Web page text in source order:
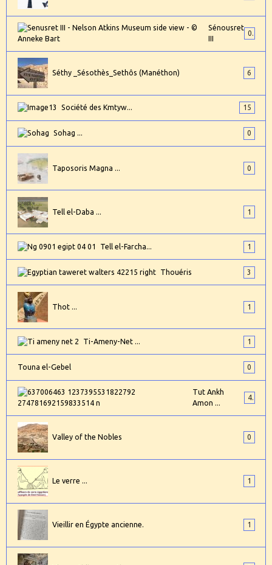
Sénousret
0
Séthy _Sésothès_Sethôs (Manéthon) 6
Société des Kmtyw... 15
Sohag ... 0
Taposoris Magna ... 0
Tell el-Daba ... 1
Tell el-Farcha... 1
Thouéris 3
Thot ... 1
Ti-Ameny-Net ... 1
Touna el-Gebel 0
Tut Ankh
Amon ...
4
Valley of the Nobles 0
Le verre ... 1
Vieillir en Égypte ancienne. 1